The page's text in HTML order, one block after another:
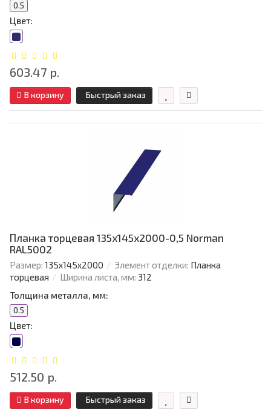
0.5
Цвет:
603.47 р.
В корзину Быстрый заказ
Планка торцевая 135х145х2000-0,5 Norman
RAL5002
Размер: 135х145х2000 Элемент отделки: Планка
торцевая
Ширина листа, мм: 312
Толщина металла, мм:
0.5
Цвет:
512.50 р.
В корзину Быстрый заказ